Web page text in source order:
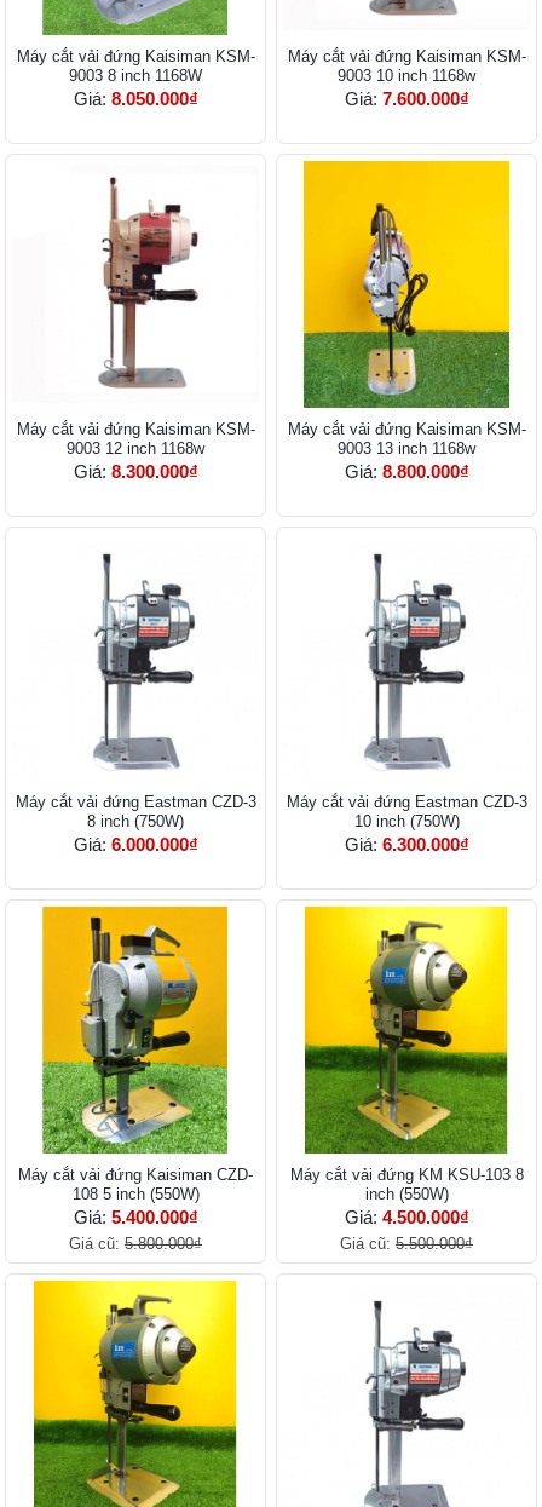
Máy cắt vải đứng Kaisiman KSM-
9003 8 inch 1168W
Giá: 8.050.000₫
Máy cắt vải đứng Kaisiman KSM-
9003 10 inch 1168w
Giá: 7.600.000₫
Máy cắt vải đứng Kaisiman KSM-
9003 12 inch 1168w
Giá: 8.300.000₫
Máy cắt vải đứng Kaisiman KSM-
9003 13 inch 1168w
Giá: 8.800.000₫
Máy cắt vải đứng Eastman CZD-3
8 inch (750W)
Giá: 6.000.000₫
Máy cắt vải đứng Eastman CZD-3
10 inch (750W)
Giá: 6.300.000₫
Máy cắt vải đứng Kaisiman CZD-
108 5 inch (550W)
Giá: 5.400.000₫
Giá cũ: 5.800.000₫
Máy cắt vải đứng KM KSU-103 8
inch (550W)
Giá: 4.500.000₫
Giá cũ: 5.500.000₫